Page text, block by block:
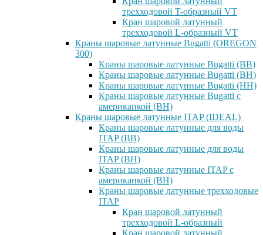
трехходовой T-образный VT
Кран шаровой латунный
трехходовой L-образный VT
Краны шаровые латунные Bugatti (OREGON
300)
Краны шаровые латунные Bugatti (ВВ)
Краны шаровые латунные Bugatti (ВН)
Краны шаровые латунные Bugatti (НН)
Краны шаровые латунные Bugatti с
американкой (ВН)
Краны шаровые латунные ITAP (IDEAL)
Краны шаровые латунные для воды
ITAP (ВВ)
Краны шаровые латунные для воды
ITAP (ВН)
Краны шаровые латунные ITAP с
американкой (ВН)
Краны шаровые латунные трехходовые
ITAP
Кран шаровой латунный
трехходовой L-образный
Кран шаровой латунный